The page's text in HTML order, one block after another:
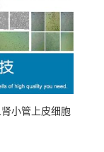
小管上皮细胞